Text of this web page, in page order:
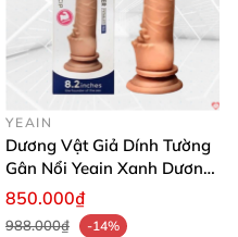
YEAIN
Dương Vật Giả Dính Tường
Gân Nổi Yeain Xanh Dương
8.2 Siêu Thật
850.000₫
988.000₫
-14%